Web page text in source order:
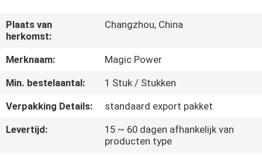
OVER
ONS
FABRIEKSTOCHT
KWALITEITSCONTROLE
Plaats van
herkomst:
Changzhou, China
Merknaam:
Magic Power
Min. bestelaantal:
1 Stuk / Stukken
Verpakking Details:
standaard export pakket
Levertijd:
15 ~ 60 dagen afhankelijk van
producten type